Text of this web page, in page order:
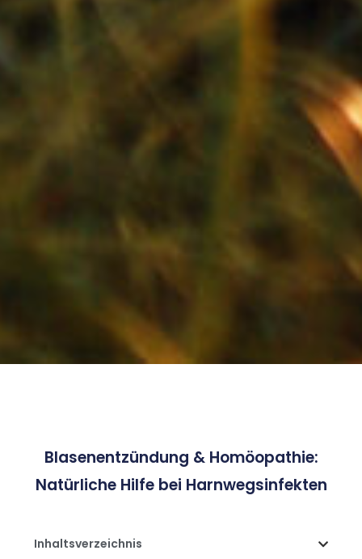
Blasenentzündung & Homöopathie:
Natürliche Hilfe bei Harnwegsinfekten
Inhaltsverzeichnis